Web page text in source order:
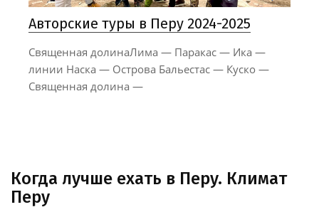
Авторские туры в Перу 2024-2025
Священная долинаЛима — Паракас — Ика —
линии Наска — Острова Бальестас — Куско —
Священная долина —
Когда лучше ехать в Перу. Климат
Перу